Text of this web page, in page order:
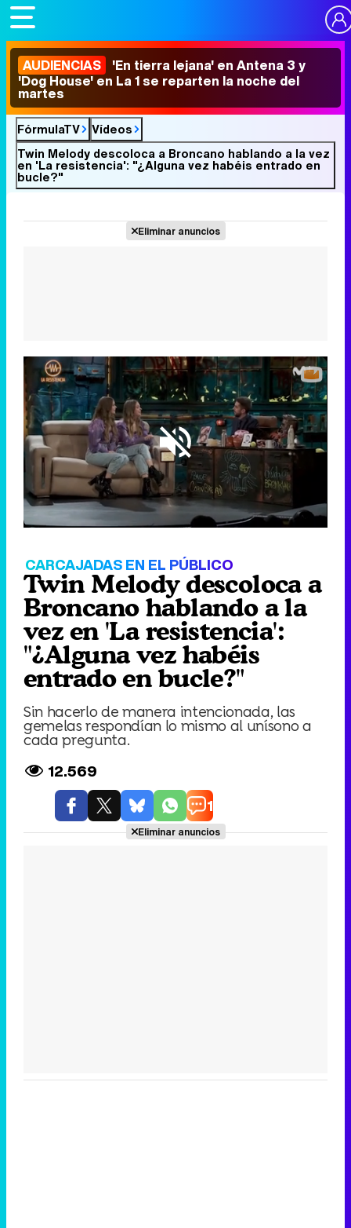
AUDIENCIAS 'En tierra lejana' en Antena 3 y
'Dog House' en La 1 se reparten la noche del
martes
FórmulaTV
Vídeos
Twin Melody descoloca a Broncano hablando a la vez
en 'La resistencia': "¿Alguna vez habéis entrado en
bucle?"
Eliminar anuncios
Unmute /
Loaded:
33.56%
CARCAJADAS EN EL PÚBLICO
Twin Melody descoloca a
Broncano hablando a la
vez en 'La resistencia':
"¿Alguna vez habéis
entrado en bucle?"
Sin hacerlo de manera intencionada, las
gemelas respondían lo mismo al unísono a
cada pregunta.
12.569
1
Eliminar anuncios